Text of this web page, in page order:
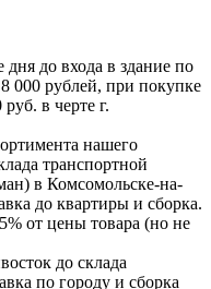
дня до входа в здание по
000 рублей, при покупке
в черте г.
нашего
транспортной
в Комсомольске-на-
до квартиры и сборка.
от цены товара (но не
до склада
по городу и сборка